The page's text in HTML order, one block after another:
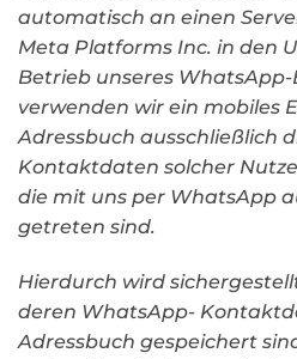
automatisch an einen
Meta Platforms Inc. in den
Betrieb unseres WhatsApp-
verwenden wir ein mobiles
Adressbuch ausschließlich
Kontaktdaten solcher
die mit uns per WhatsApp
getreten sind.
Hierdurch wird
deren WhatsApp-
Adressbuch gespeichert